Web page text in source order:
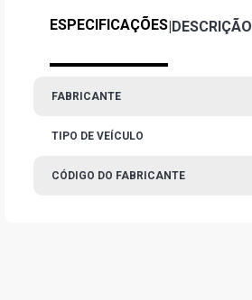
ESPECIFICAÇÕES|DESCRIÇÃO
FABRICANTE
TIPO DE VEÍCULO
CÓDIGO DO FABRICANTE